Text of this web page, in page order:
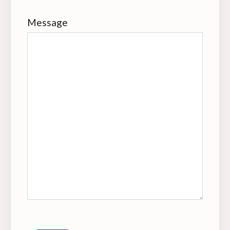
Message